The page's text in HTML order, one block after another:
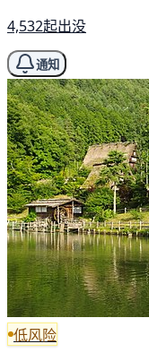
4,532起出没
通知
低风险